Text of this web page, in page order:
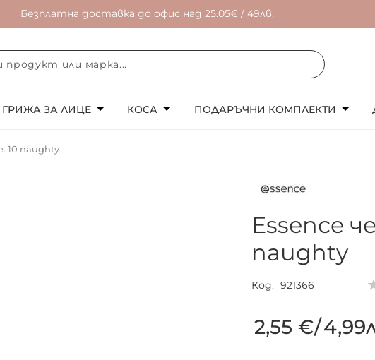
Безплатна доставка до офис над 25.05€ / 49лв.
ГРИЖА ЗА ЛИЦЕ КОСА ПОДАРЪЧНИ КОМПЛЕКТИ
10 naughty
Essence
naughty
Код 921366
2,55 €/